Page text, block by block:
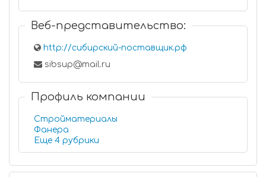
Веб-представительство:
http://сибирский-поставщик.рф
sibsup@mail.ru
Профиль компании
Стройматериалы
Фанера
Еще 4 рубрики